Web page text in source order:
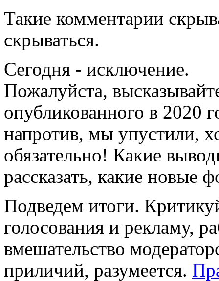
Такие комментарии
скрываться.
Сегодня - исключение.
Пожалуйста,
опубликованного в 2020
напротив, мы упустили,
обязательно! Какие
рассказать, какие новые
Подведем итоги.
голосования и рекламу,
вмешательство
приличий, разумеется.